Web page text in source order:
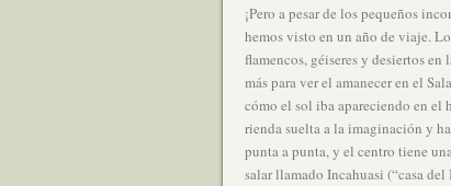
¡Pero a pesar de los pequeños
hemos visto en un año de viaje.
flamencos, géiseres y desiertos
más para ver el amanecer en el
cómo el sol iba apareciendo en el
rienda suelta a la imaginación y
punta a punta, y el centro tiene
salar llamado Incahuasi (“casa